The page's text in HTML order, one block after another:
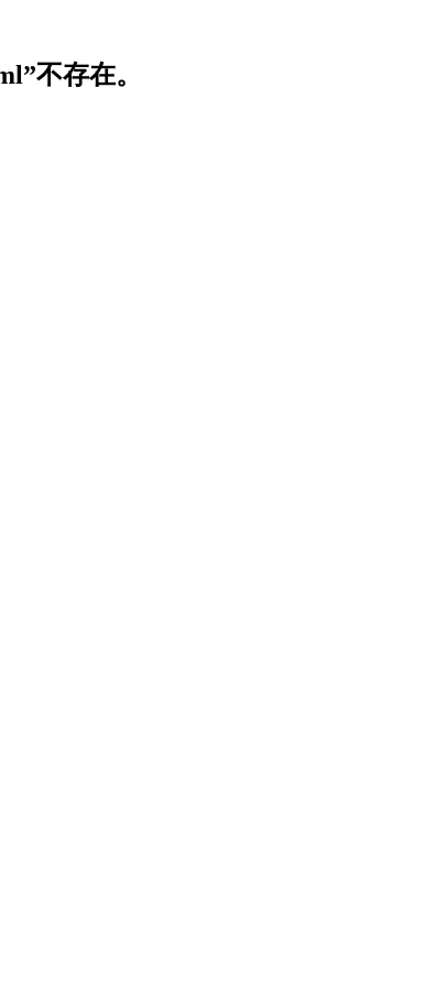
不存在。